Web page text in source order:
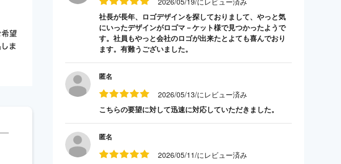
社長が長年、ロゴデザインを探しておりまして、やっと気
にいったデザインがロゴマ－ケット様で見つかったようで
す。社員もやっと会社のロゴが出来たとよても喜んでおり
ます。有難うございました。
匿名
2026/05/13/にレビュー済み
こちらの要望に対して迅速に対応していただきました。
匿名
2026/05/11/にレビュー済み